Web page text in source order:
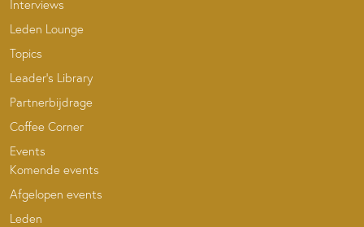
Interviews
Leden Lounge
Topics
Leader’s Library
Partnerbijdrage
Coffee Corner
Events
Komende events
Afgelopen events
Leden